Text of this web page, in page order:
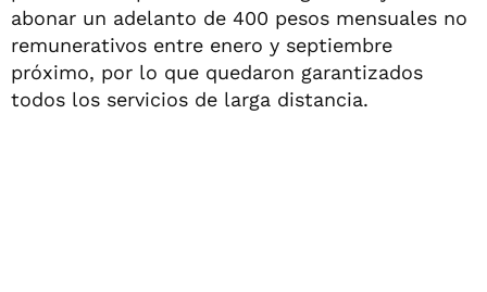
abonar un adelanto de 400 pesos mensuales no
remunerativos entre enero y septiembre
próximo, por lo que quedaron garantizados
todos los servicios de larga distancia.